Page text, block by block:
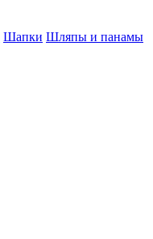
Шапки Шляпы и панамы